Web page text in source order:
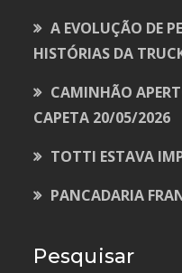
A EVOLUÇÃO DE
HISTÓRIAS DA
CAMINHÃO
CAPETA 20/05/2026
TOTTI ESTAVA
PANCADARIA
Pesquisar